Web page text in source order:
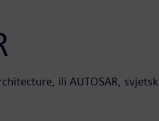
ili AUTOSAR,